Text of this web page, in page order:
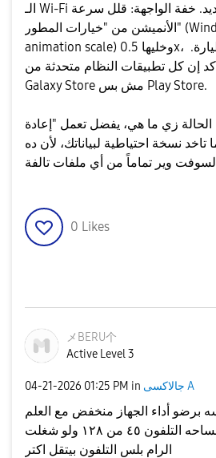
الـ Wi-Fi والبيانات من جديد. ​خفة الواجهة: قلل سرعة
الأنميشن من "خيارات المطور" (Window/Transition
animation scale) وخليها 0.5x، الجهاز هيبان معاك طيارة. ​
إن كل تطبيقات النظام متحدثة من
Galaxy Store مش بس Play Store.
زي ما هي، يفضل تعمل "إعادة
نسخة احتياطية لبياناتك، لأن ده
0 Likes
メBERU个
Active Level 3
‎04-21-2026 01:25 PM in جالاكسى A
برضو أداء الجهاز منخفض مع العلم
اني مغير البطاريه ومساحه التلفون ٤٥ من ١٢٨ ولو شغلت
الرام بلس التلفون بيتقل اكتر